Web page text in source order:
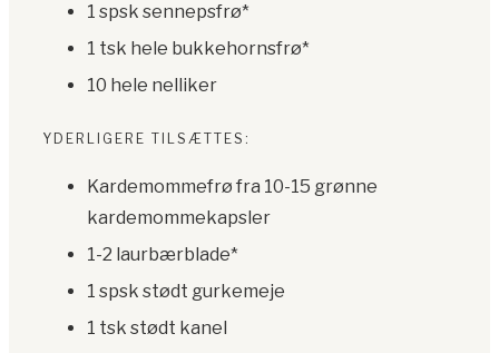
1 spsk sennepsfrø*
1 tsk hele bukkehornsfrø*
10 hele nelliker
YDERLIGERE TILSÆTTES:
Kardemommefrø fra 10-15 grønne
kardemommekapsler
1-2 laurbærblade*
1 spsk stødt gurkemeje
1 tsk stødt kanel